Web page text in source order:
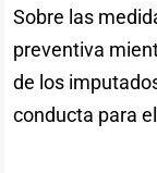
Sobre las
preventiva
de los
conducta para